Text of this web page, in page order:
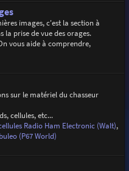
images, c'est la section à
prise de vue des orages.
vous aide à comprendre,
sur le matériel du chasseur
cellules, etc...
Radio Ham Electronic (Walt),
(P67 World)